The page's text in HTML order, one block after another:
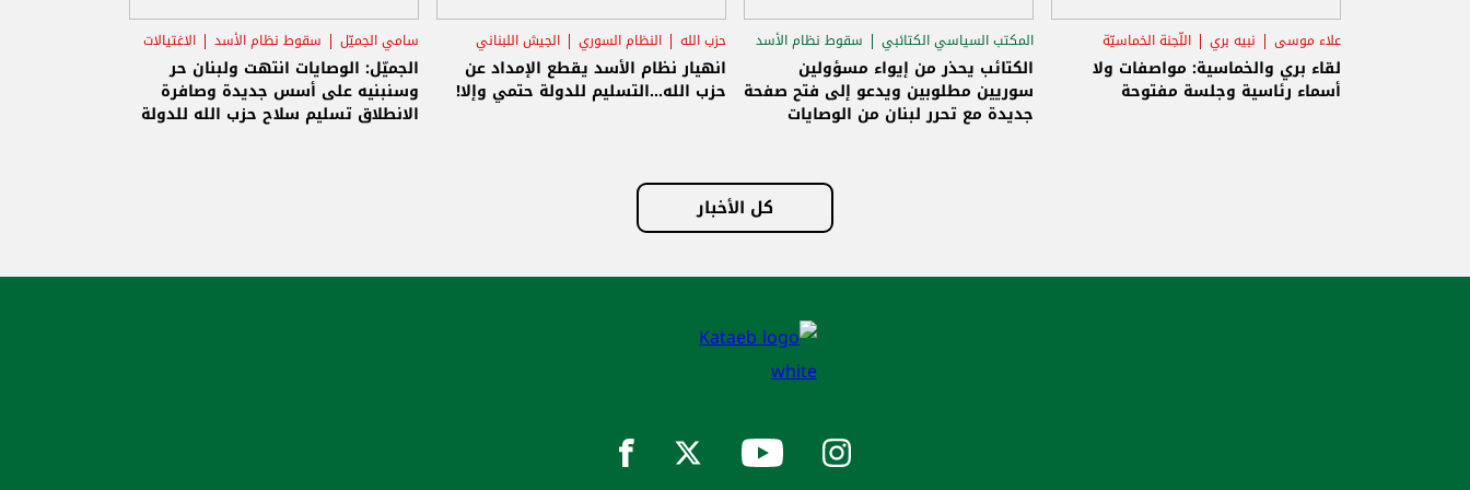
علاء موسى نبيه بري اللّجنة الخماسيّة
لقاء بري والخماسية: مواصفات ولا
أسماء رئاسية وجلسة مفتوحة
المكتب السياسي الكتائبي
سقوط نظام الأسد
الاستحقاق الرئاسي
الكتائب يحذر من إيواء مسؤولين
سوريين مطلوبين ويدعو إلى فتح صفحة
جديدة مع تحرر لبنان من الوصايات
حزب الله النظام السوري الجيش اللبناني
انهيار نظام الأسد يقطع الإمداد عن
حزب الله...التسليم للدولة حتمي وإلا!
سامي الجميّل سقوط نظام الأسد الاغتيالات
الجميّل: الوصايات انتهت ولبنان حر
وسنبنيه على أسس جديدة وصافرة
الانطلاق تسليم سلاح حزب الله للدولة
كل الأخبار